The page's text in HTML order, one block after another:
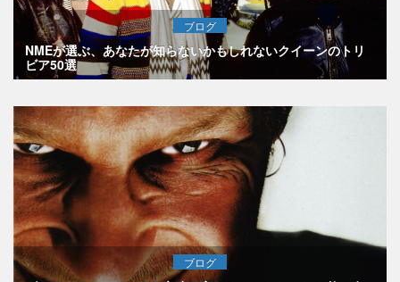
ブログ
NMEが選ぶ、あなたが知らないかもしれないクイーンのトリ
ビア50選
ブログ